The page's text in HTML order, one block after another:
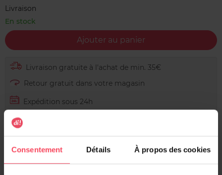
Consentement Détails À propos des cookies
Livraison
En stock
Ajouter au panier
Livraison gratuite à l'achat de min. 35€
Retour gratuit dans votre magasin
Expédition sous 24h